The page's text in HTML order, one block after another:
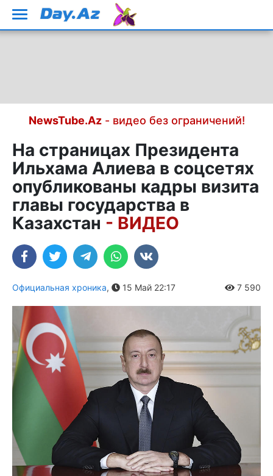
NewsTube.Az- видео без ограничений!
На страницах Президента
Ильхама Алиева в соцсетях
опубликованы кадры визита
главы государства в
Казахстан - ВИДЕО
Официальная хроника, 15 Май 22:17 7 590